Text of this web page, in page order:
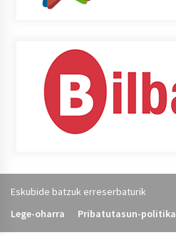
Eskubide batzuk erreserbaturik
Lege-oharra
Pribatutasun-politika